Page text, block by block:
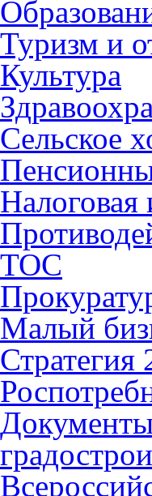
Туризм и
Культура
Сельское
Налоговая
ТОС
Малый
Стратегия